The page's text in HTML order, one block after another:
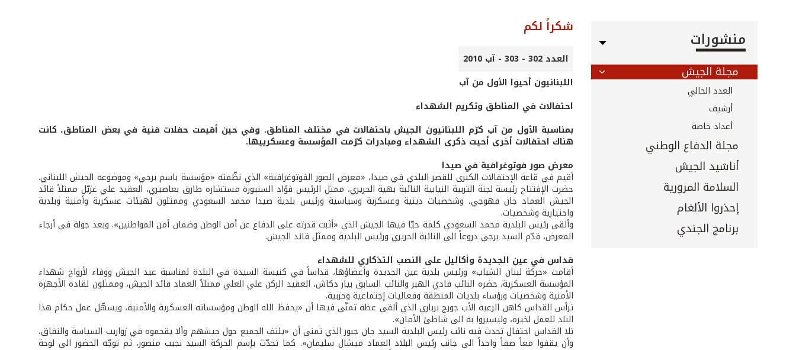
منشورات
مجلة الجيش
العدد الحالي
أرشيف
أعداد خاصة
مجلة الدفاع الوطني
أناشيد الجيش
السلامة المرورية
إحذروا الألغام
برنامج الجندي
شكراً لكم
العدد 302 - 303 - آب 2010
اللبنانيون أحيوا الأول من آب
احتفالات في المناطق وتكريم الشهداء
بمناسبة الأول من آب كرّم اللبنانيون الجيش باحتفالات في مختلف المناطق. وفي حين أقيمت حفلات فنية في بعض المناطق، كانت
هناك احتفالات أخرى أحيت ذكرى الشهداء ومبادرات كرّمت المؤسسة وعسكرييها.
معرض صور فوتوغرافية في صيدا
أقيم في قاعة الإحتفالات الكبرى للقصر البلدي في صيدا، «معرض الصور الفوتوغرافية» الذي نظّمته «مؤسسة باسم برجي» وموضوعه الجيش اللبناني.
حضرت الإفتتاح رئيسة لجنة التربية النيابية النائبة بهية الحريري، ممثل الرئيس فؤاد السنيورة مستشاره طارق بعاصيري، العقيد علي غزيّل ممثلاً قائد
الجيش العماد جان قهوجي، وشخصيات دينية وعسكرية وسياسية ورئيس بلدية صيدا محمد السعودي وممثلون لهيئات عسكرية وأمنية وبلدية
واختيارية وشخصيات.
وألقى رئيس البلدية محمد السعودي كلمة حيّا فيها الجيش الذي «أثبت قدرته على الدفاع عن أمن الوطن وضمان أمن المواطنين». وبعد جولة في أرجاء
المعرض، قدّم السيد برجي دروعاً الى النائبة الحريري ورئيس البلدية وممثل قائد الجيش.
قداس في عين الجديدة وأكاليل على النصب التذكاري للشهداء
أقامت «حركة لبنان الشباب» ورئيس بلدية عين الجديدة وأعضاؤها، قداساً في كنيسة السيدة في البلدة لمناسبة عيد الجيش ووفاء لأرواح شهداء
المؤسسة العسكرية، حضره النائب فادي الهبر والنائب السابق بيار دكاش، العقيد الركن علي العلي ممثلاً العماد قائد الجيش، وممثلون لقادة الأجهزة
الأمنية وشخصيات ورؤساء بلديات المنطقة وفعاليات إجتماعية وحزبية.
ترأس القداس كاهن الرعية الأب جورج برباري الذي ألقى عظة تمنّى فيها أن «يحفظ الله الوطن ومؤسساته العسكرية والأمنية، ويسهّل عمل حكام هذا
البلد للعمل لخيره، وليسيروا به الى شاطئ الأمان».
تلا القداس احتفال تحدث فيه نائب رئيس البلدية السيد جان جبور الذي تمنى أن «يلتف الجميع حول جيشهم وألا يقحموه في زواريب السياسة والنفاق،
وأن يقفوا معاً صفاً واحداً الى جانب رئيس البلاد العماد ميشال سليمان». كما تحدّث بإسم الحركة السيد نجيب منصور، ثم توجّه الحضور الى لوحة